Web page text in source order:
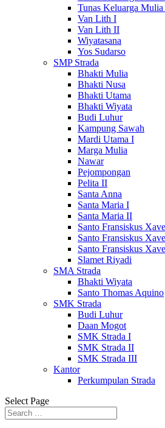
Tunas Keluarga
Van Lith I
Van Lith II
Wiyatasana
Yos Sudarso
SMP Strada
Bhakti Mulia
Bhakti Nusa
Bhakti Utama
Bhakti Wiyata
Budi Luhur
Kampung Sawah
Mardi Utama I
Marga Mulia
Nawar
Pejompongan
Pelita II
Santa Anna
Santa Maria I
Santa Maria II
Santo Fransiskus
Santo Fransiskus
Santo Fransiskus
Slamet Riyadi
SMA Strada
Bhakti Wiyata
Santo Thomas Aquino
SMK Strada
Budi Luhur
Daan Mogot
SMK Strada I
SMK Strada II
SMK Strada III
Kantor
Perkumpulan Strada
Select Page